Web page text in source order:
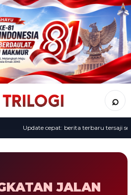
⌕
Update cepat: berita terbaru tersaji
JALAN